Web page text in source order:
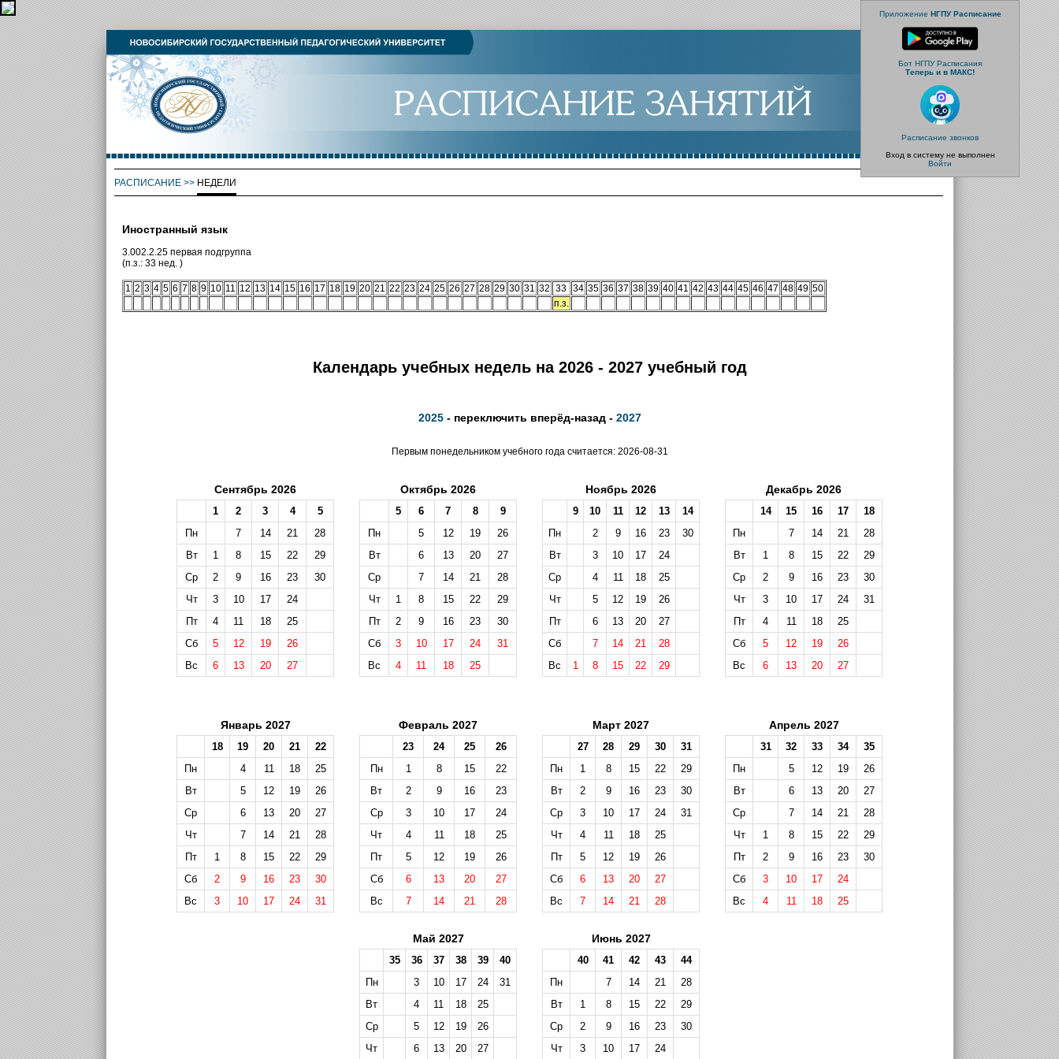
Приложение НГПУ Расписание
Бот НГПУ Расписания
Теперь и в МАКС!
Расписание звонков
Вход в систему не выполнен
Войти
РАСПИСАНИЕ>> НЕДЕЛИ
Иностранный язык
3.002.2.25 первая подгруппа
(п.з.: 33 нед. )
1 2 3 4 5 6 7 8 9 10 11 12 13 14 15 16 17 18 19 20 21 22 23 24 25 26 27 28 29 30 31 32 33 34 35 36 37 38 39 40 41 42 43 44 45 46 47 48 49 50
п.з.
Календарь учебных недель на 2026 - 2027 учебный год
2025- переключить вперёд-назад - 2027
Первым понедельником учебного года считается: 2026-08-31
Сентябрь 2026
1 2 3 4
5
Пн
7 14 21
28
Вт
1 8 15 22
29
Ср
2 9 16 23
30
Чт
3 10 17
24
Пт
4 11 18
25
Сб
5 12 19
26
Вс
6 13 20 27
Октябрь 2026
5 6 7 8
9
Пн
5 12 19
26
Вт
6 13 20
27
Ср
7 14 21
28
Чт
1 8 15 22
29
Пт
2 9 16 23
30
Сб
3 10 17 24
31
Вс
4 11 18 25
Ноябрь 2026
9 10 11 12 13
14
Пн
2 9 16 23
30
Вт
3 10 17
24
Ср
4 11 18
25
Чт
5 12 19
26
Пт
6 13 20
27
Сб
7 14 21
28
Вс
1 8 15 22 29
Декабрь 2026
14 15 16 17
18
Пн
7 14 21
28
Вт
1 8 15 22
29
Ср
2 9 16 23
30
Чт
3 10 17 24
31
Пт
4 11 18
25
Сб
5 12 19
26
Вс
6 13 20 27
Январь 2027
18 19 20 21
22
Пн
4 11 18
25
Вт
5 12 19
26
Ср
6 13 20
27
Чт
7 14 21
28
Пт
1 8 15 22
29
Сб
2 9 16 23
30
Вс
3 10 17 24 31
Февраль 2027
23 24 25
26
Пн
1 8 15
22
Вт
2 9 16
23
Ср
3 10 17
24
Чт
4 11 18
25
Пт
5 12 19
26
Сб
6 13 20
27
Вс
7 14 21 28
Март 2027
27 28 29 30
31
Пн
1 8 15 22
29
Вт
2 9 16 23
30
Ср
3 10 17 24
31
Чт
4 11 18
25
Пт
5 12 19
26
Сб
6 13 20
27
Вс
7 14 21 28
Апрель 2027
31 32 33 34
35
Пн
5 12 19
26
Вт
6 13 20
27
Ср
7 14 21
28
Чт
1 8 15 22
29
Пт
2 9 16 23
30
Сб
3 10 17
24
Вс
4 11 18 25
Май 2027
35 36 37 38 39
40
Пн
3 10 17 24
31
Вт
4 11 18
25
Ср
5 12 19
26
Чт
6 13 20 27
Июнь 2027
40 41 42 43
44
Пн
7 14 21
28
Вт
1 8 15 22
29
Ср
2 9 16 23
30
Чт
3 10 17 24